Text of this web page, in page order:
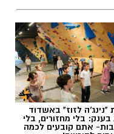
"נינג'ה לזוז" באשדוד
בענק: בלי מחזורים, בלי
אתם קובעים לכמה